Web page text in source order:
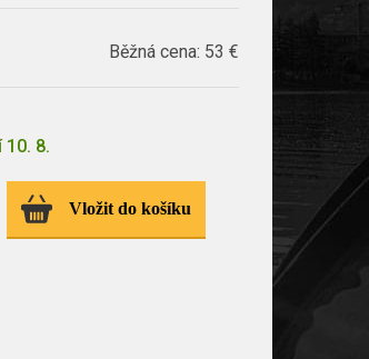
Běžná cena: 53 €
8.
Vložit do košíku